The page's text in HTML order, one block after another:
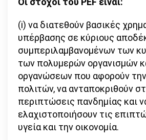
(i) να διατεθούν βασικές
υπέρβασης σε κύριους
συμπεριλαμβανομένων των
των πολυμερών οργανισμών
οργανώσεων που αφορούν
πολιτών, να ανταποκριθούν
περιπτώσεις πανδημίας και
ελαχιστοποιήσουν τις
υγεία και την οικονομία.